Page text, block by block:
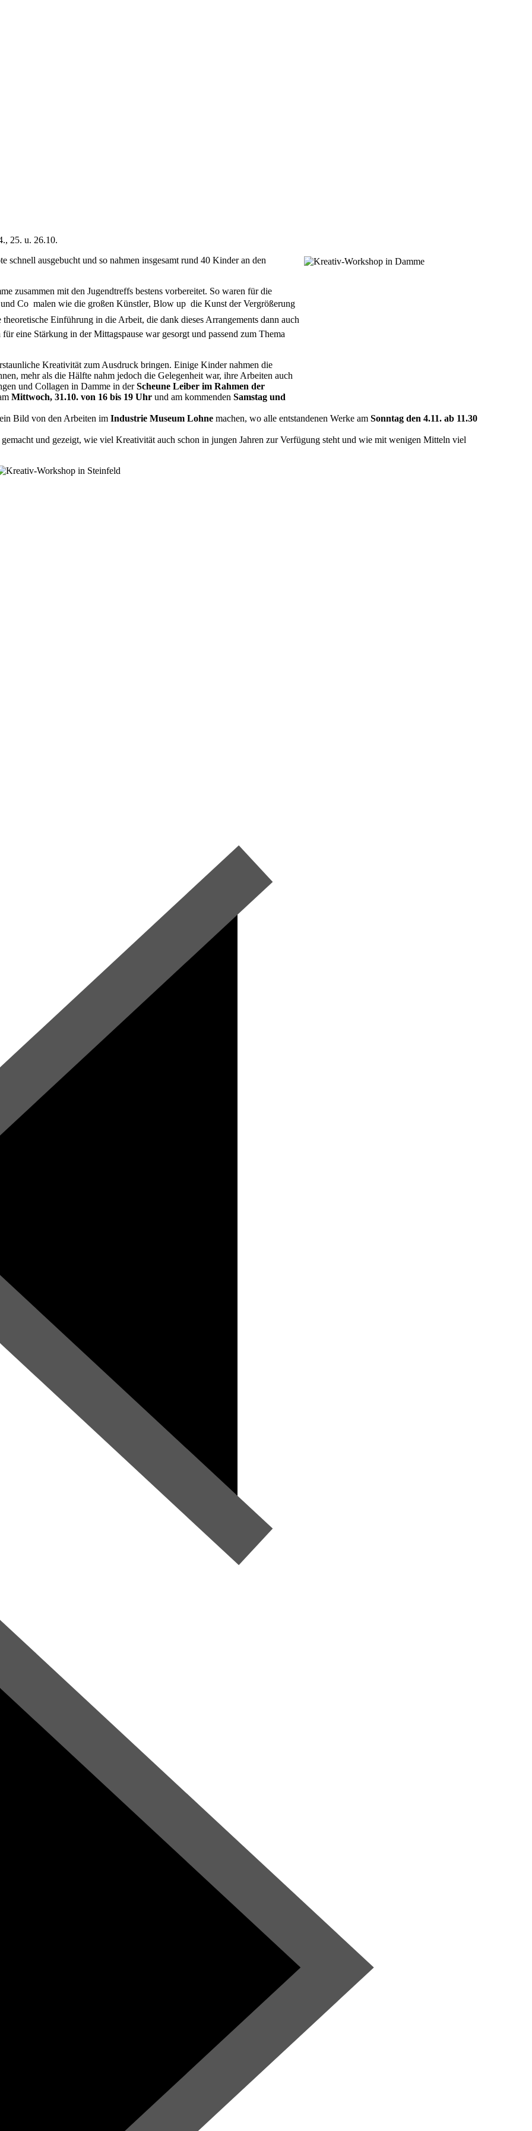
25. u. 26.10.
schnell ausgebucht und so nahmen insgesamt rund 40 Kinder an den
zusammen mit den Jugendtreffs bestens vorbereitet. So waren für die
Co  malen wie die großen Künstler, Blow up  die Kunst der Vergrößerung
Einführung in die Arbeit, die dank dieses Arrangements dann auch
eine Stärkung in der Mittagspause war gesorgt und passend zum Thema
Kreativität zum Ausdruck bringen. Einige Kinder nahmen die
mehr als die Hälfte nahm jedoch die Gelegenheit war, ihre Arbeiten auch
und Collagen in Damme in derScheune Leiber im Rahmen der
Mittwoch, 31.10. von 16 bis 19 Uhr und am kommenden Samstag und
Bild von den Arbeiten im Industrie Museum Lohne machen, wo alle entstandenen Werke am Sonntag den 4.11. ab 11.30
und gezeigt, wie viel Kreativität auch schon in jungen Jahren zur Verfügung steht und wie mit wenigen Mitteln viel